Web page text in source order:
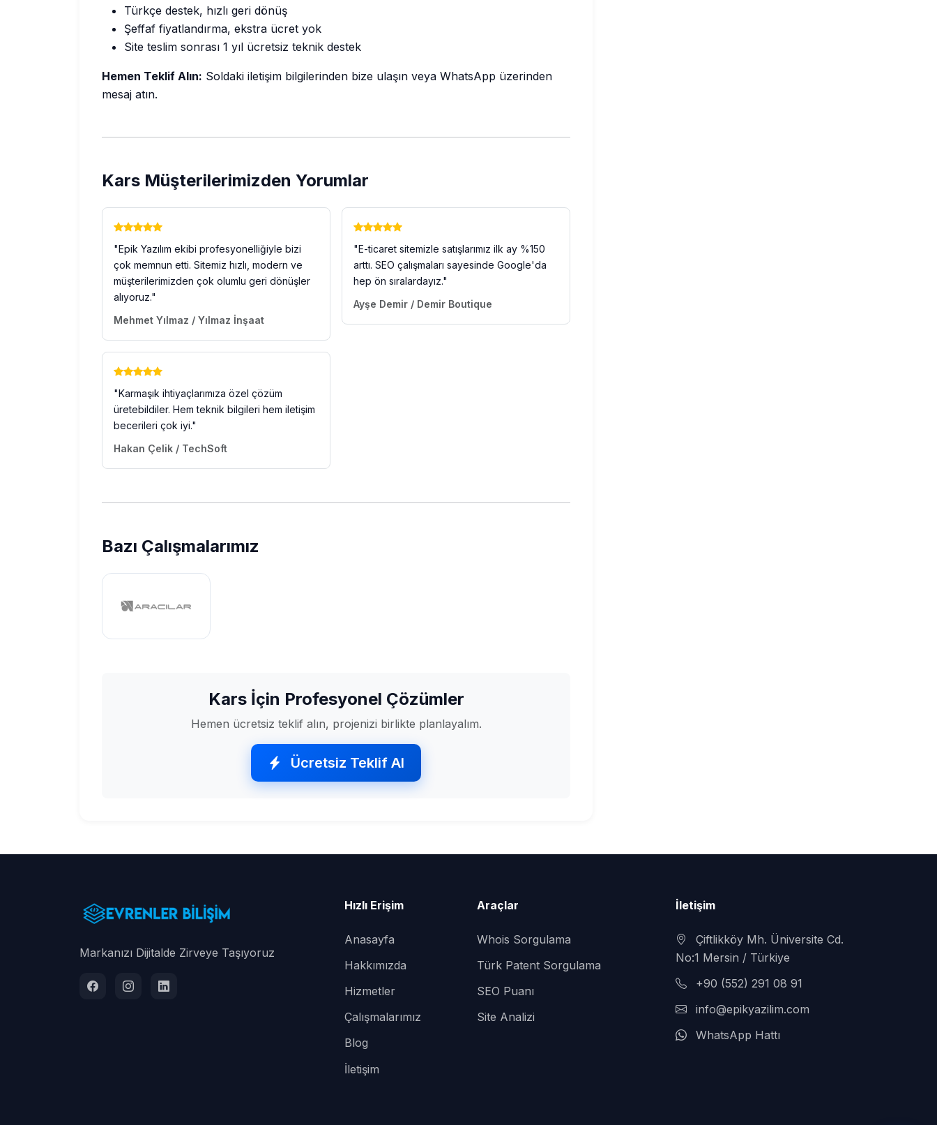
Türkçe destek, hızlı geri dönüş
Şeffaf fiyatlandırma, ekstra ücret yok
Site teslim sonrası 1 yıl ücretsiz teknik destek
Hemen Teklif Alın: Soldaki iletişim bilgilerinden bize ulaşın veya WhatsApp üzerinden
mesaj atın.
Kars Müşterilerimizden Yorumlar
"Epik Yazılım ekibi profesyonelliğiyle bizi
çok memnun etti. Sitemiz hızlı, modern ve
müşterilerimizden çok olumlu geri dönüşler
alıyoruz."
Mehmet Yılmaz / Yılmaz İnşaat
"E-ticaret sitemizle satışlarımız ilk ay %150
arttı. SEO çalışmaları sayesinde Google'da
hep ön sıralardayız."
Ayşe Demir / Demir Boutique
"Karmaşık ihtiyaçlarımıza özel çözüm
üretebildiler. Hem teknik bilgileri hem iletişim
becerileri çok iyi."
Hakan Çelik / TechSoft
Bazı Çalışmalarımız
Kars İçin Profesyonel Çözümler
Hemen ücretsiz teklif alın, projenizi birlikte planlayalım.
Ücretsiz Teklif Al
Markanızı Dijitalde Zirveye Taşıyoruz
Hızlı Erişim
Anasayfa
Hakkımızda
Hizmetler
Çalışmalarımız
Blog
İletişim
Araçlar
Whois Sorgulama
Türk Patent Sorgulama
SEO Puanı
Site Analizi
İletişim
Çiftlikköy Mh. Üniversite Cd.
No:1 Mersin / Türkiye
+90 (552) 291 08 91
info@epikyazilim.com
WhatsApp Hattı